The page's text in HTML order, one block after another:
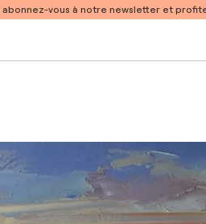
abonnez-vous à notre newsletter et